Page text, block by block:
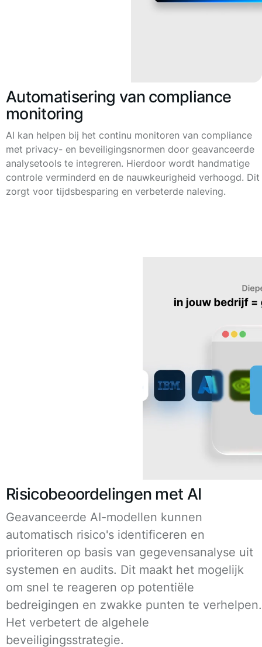
Automatisering van compliance
monitoring
AI kan helpen bij het continu monitoren van compliance
met privacy- en beveiligingsnormen door geavanceerde
analysetools te integreren. Hierdoor wordt handmatige
controle verminderd en de nauwkeurigheid verhoogd. Dit
zorgt voor tijdsbesparing en verbeterde naleving.
Risicobeoordelingen met AI
Geavanceerde AI-modellen kunnen
automatisch risico's identificeren en
prioriteren op basis van gegevensanalyse uit
systemen en audits. Dit maakt het mogelijk
om snel te reageren op potentiële
bedreigingen en zwakke punten te verhelpen.
Het verbetert de algehele
beveiligingsstrategie.